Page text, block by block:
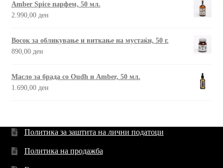
Amber Spice парфем, 50 мл.
2.990,00 ден
Восок за обликување и виткање на мустаќи, 50 г.
890,00 ден
Масло за брада со Oudh и Amber, 50 мл.
1.690,00 ден
Политика за заштита на лични податоци
Политика на продажба